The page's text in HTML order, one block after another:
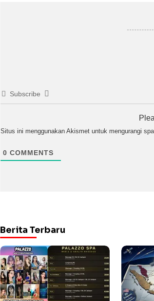
Subscribe
Situs ini menggunakan Akismet untuk mengurangi
0 COMMENTS
Berita Terbaru